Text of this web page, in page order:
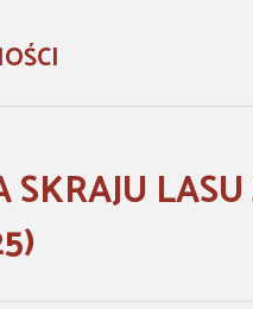
SKRAJU